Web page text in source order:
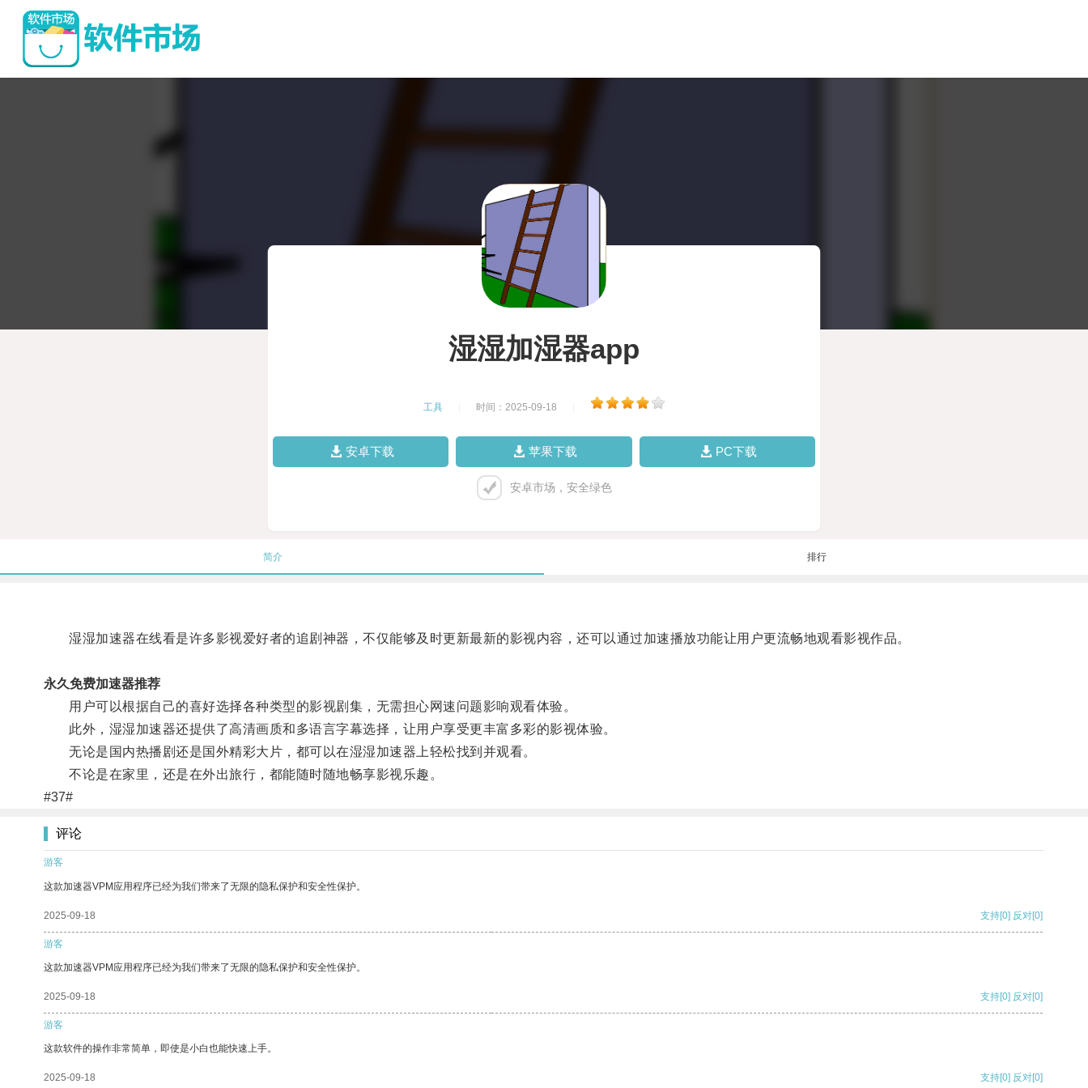
湿湿加湿器app
工具 时间：2025-09-18
安卓下载 苹果下载 PC下载
安卓市场，安全绿色
简介 排行
湿湿加速器在线看是许多影视爱好者的追剧神器，不仅能够及时更新最新的影视内容，还可以通过加速播放功能让用户更流畅地观看影视作品。
永久免费加速器推荐
用户可以根据自己的喜好选择各种类型的影视剧集，无需担心网速问题影响观看体验。
此外，湿湿加速器还提供了高清画质和多语言字幕选择，让用户享受更丰富多彩的影视体验。
无论是国内热播剧还是国外精彩大片，都可以在湿湿加速器上轻松找到并观看。
不论是在家里，还是在外出旅行，都能随时随地畅享影视乐趣。
#37#
评论
游客
这款加速器VPM应用程序已经为我们带来了无限的隐私保护和安全性保护。
2025-09-18 支持[0] 反对[0]
游客
这款加速器VPM应用程序已经为我们带来了无限的隐私保护和安全性保护。
2025-09-18 支持[0] 反对[0]
游客
这款软件的操作非常简单，即使是小白也能快速上手。
2025-09-18 支持[0] 反对[0]